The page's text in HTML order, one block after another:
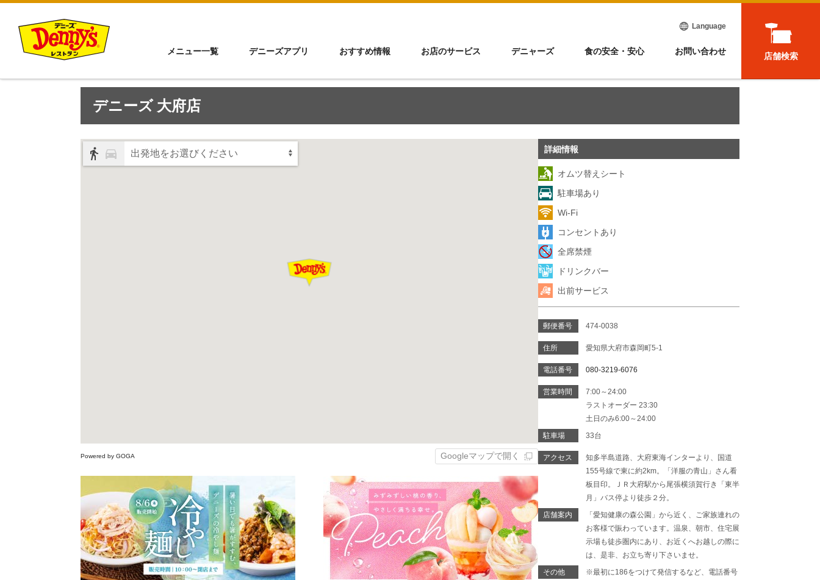
メニュー一覧 デニーズアプリ おすすめ情報 お店のサービス デニャーズ 食の安全・安心 お問い合わせ
Language
店舗検索
デニーズ 大府店
出発地をお選びください
Powered by GOGA Googleマップで開く
詳細情報
オムツ替えシート
駐車場あり
Wi-Fi
コンセントあり
全席禁煙
ドリンクバー
出前サービス
郵便番号 474-0038
住所 愛知県大府市森岡町5-1
電話番号 080-3219-6076
営業時間
7:00～24:00
ラストオーダー 23:30
土日のみ6:00～24:00
駐車場
33台
アクセス
知多半島道路、大府東海インターより、国道
155号線で東に約2km。「洋服の青山」さん看
板目印。ＪＲ大府駅から尾張横須賀行き「東半
月」バス停より徒歩２分。
店舗案内
「愛知健康の森公園」から近く、ご家族連れの
お客様で賑わっています。温泉、朝市、住宅展
示場も徒歩圏内にあり、お近くへお越しの際に
は、是非、お立ち寄り下さいませ。
その他
※最初に186をつけて発信するなど、電話番号